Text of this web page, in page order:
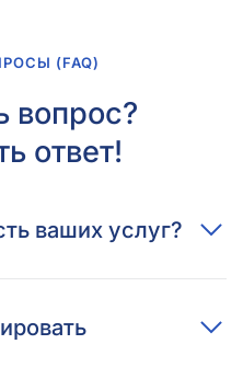
(FAQ)
вопрос?
ответ!
ваших услуг?